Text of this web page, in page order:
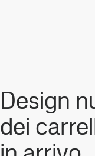
Design
dei